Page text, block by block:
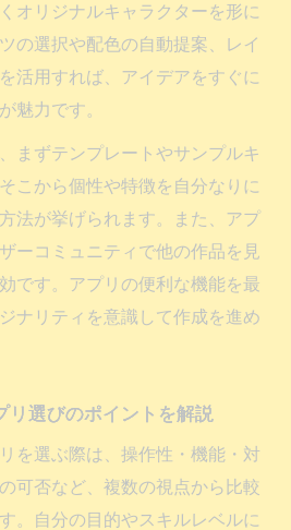
オリジナルキャラクターを形に
の選択や配色の自動提案、レイ
活用すれば、アイデアをすぐに
魅力です。
まずテンプレートやサンプルキ
こから個性や特徴を自分なりに
法が挙げられます。また、アプ
ーコミュニティで他の作品を見
です。アプリの便利な機能を最
ナリティを意識して作成を進め
リ選びのポイントを解説
を選ぶ際は、操作性・機能・対
可否など、複数の視点から比較
。自分の目的やスキルレベルに